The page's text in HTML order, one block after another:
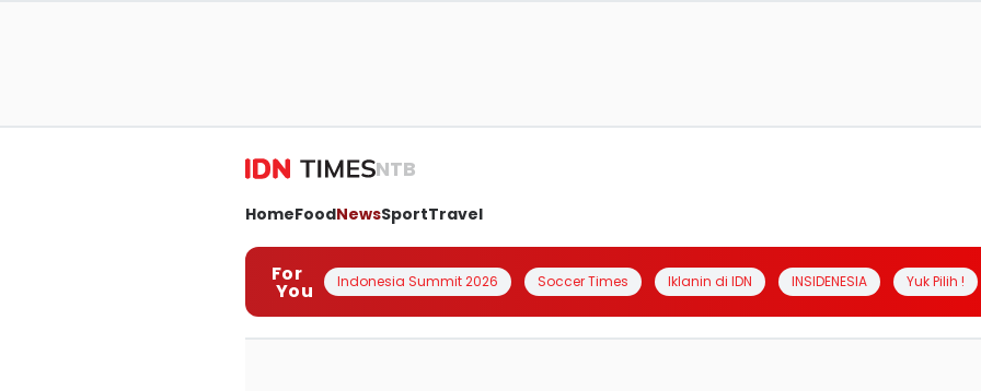
NTB
HomeFoodNewsSportTravel
For
You Indonesia Summit 2026 Soccer Times Iklanin di IDN INSIDENESIA Yuk Pilih !